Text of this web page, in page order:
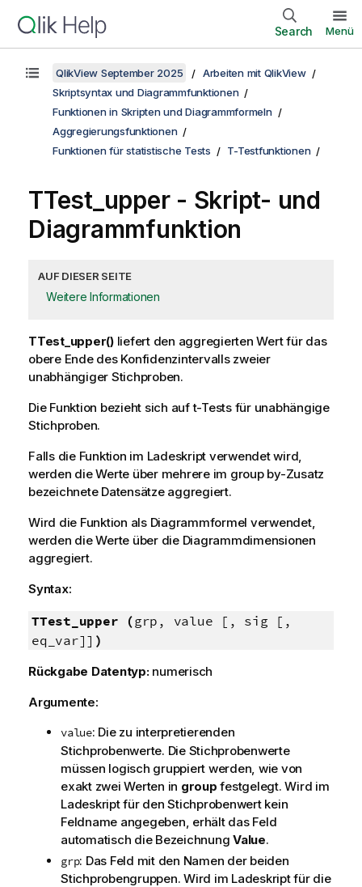
Search Menü
QlikView September 2025
Arbeiten mit QlikView
Skriptsyntax und Diagrammfunktionen
Funktionen in Skripten und Diagrammformeln
Aggregierungsfunktionen
Funktionen für statistische Tests
T-Testfunktionen
TTest_upper- Skript- und
Diagrammfunktion
AUF DIESER SEITE
Weitere Informationen
TTest_upper()liefert den aggregierten Wert für das
obere Ende des Konfidenzintervalls zweier
unabhängiger Stichproben.
Die Funktion bezieht sich auf t-Tests für unabhängige
Stichproben.
Falls die Funktion im Ladeskript verwendet wird,
werden die Werte über mehrere im group by-Zusatz
bezeichnete Datensätze aggregiert.
Wird die Funktion als Diagrammformel verwendet,
werden die Werte über die Diagrammdimensionen
aggregiert.
Syntax:
TTest_upper (grp, value [, sig [,
eq_var]] )
Rückgabe Datentyp: numerisch
Argumente:
value: Die zu interpretierenden
Stichprobenwerte. Die Stichprobenwerte
müssen logisch gruppiert werden, wie von
exakt zwei Werten in group festgelegt. Wird im
Ladeskript für den Stichprobenwert kein
Feldname angegeben, erhält das Feld
automatisch die Bezeichnung Value.
grp: Das Feld mit den Namen der beiden
Stichprobengruppen. Wird im Ladeskript für die